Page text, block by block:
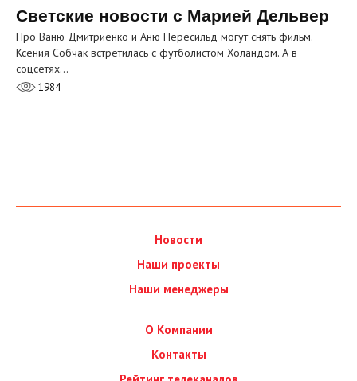
Светские новости с Марией Дельвер
Про Ваню Дмитриенко и Аню Пересильд могут снять фильм.
Ксения Собчак встретилась с футболистом Холандом. А в
соцсетях…
1984
Новости
Наши проекты
Наши менеджеры
О Компании
Контакты